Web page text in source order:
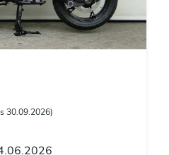
30.09.2026)